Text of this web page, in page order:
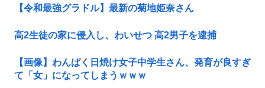
【令和最強グラドル】最新の菊地姫奈さん
高2生徒の家に侵入し、わいせつ 高2男子を逮捕
【画像】わんぱく日焼け女子中学生さん、発育が良すぎ
て「女」になってしまうｗｗｗ